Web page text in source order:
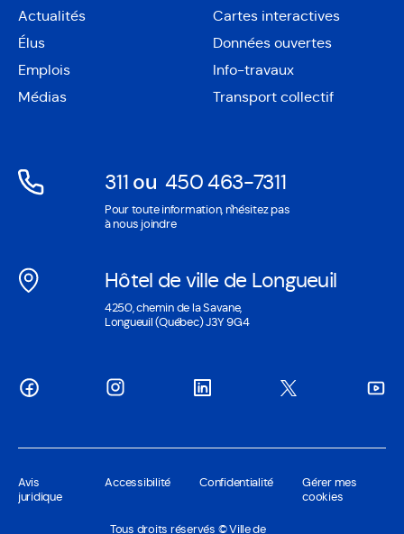
Actualités
Élus
Emplois
Médias
Cartes interactives
Ouvre
dans
une
nouvelle
Données ouvertes
Ouvre
dans
une
Info-travaux
Transport collectif
311Ouvre
dans
une
fenêtre
ou 450 463-7311
Ouvre
dans
fenêtre
Pour toute information, n'hésitez pas
à nous joindre
Hôtel de ville de Longueuil
Ouvre
dans
une
4250, chemin de la Savane,
Longueuil (Québec) J3Y 9G4
Avis
juridique
Accessibilité Confidentialité
Gérer mes
cookies
Tous droits réservés © Ville de